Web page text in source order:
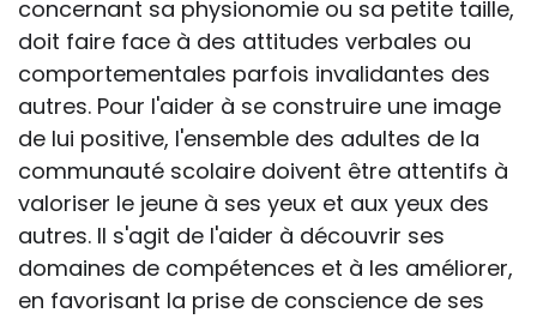
concernant sa physionomie ou sa petite taille,
doit faire face à des attitudes verbales ou
comportementales parfois invalidantes des
autres. Pour l'aider à se construire une image
de lui positive, l'ensemble des adultes de la
communauté scolaire doivent être attentifs à
valoriser le jeune à ses yeux et aux yeux des
autres. Il s'agit de l'aider à découvrir ses
domaines de compétences et à les améliorer,
en favorisant la prise de conscience de ses